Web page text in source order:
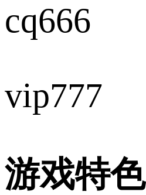
cq666
vip777
游戏特色